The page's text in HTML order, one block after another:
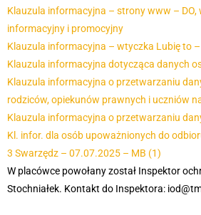
Klauzula informacyjna – strony www – DO,
informacyjny i promocyjny
Klauzula informacyjna – wtyczka Lubię to
Klauzula informacyjna dotycząca danych
Klauzula informacyjna o przetwarzaniu
rodziców, opiekunów prawnych i uczniów
Klauzula informacyjna o przetwarzaniu
Kl. infor. dla osób upoważnionych do
3 Swarzędz – 07.07.2025 – MB (1)
W placówce powołany został Inspektor
Stochniałek. Kontakt do Inspektora: